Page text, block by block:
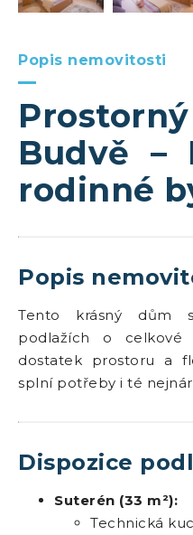
Popis nemovitosti
Budvě –
rodinné
Popis
Tento krásný dům
podlažích o celkové
dostatek prostoru a
splní potřeby i té
Dispozice
Suterén (33 m²):
Technická